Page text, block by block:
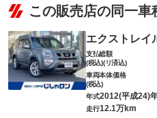
この販売店の同一車
エクストレイ
支払総額
(税込)(リ済込)
車両本体価格
(税込)
年式2012(平成24)
走行12.1万km